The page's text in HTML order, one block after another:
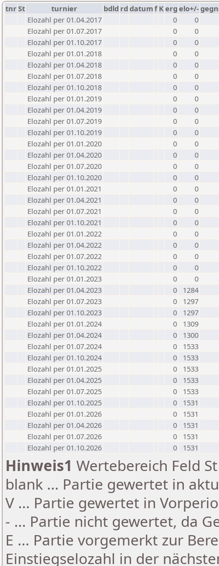
tnrSt turnier bdld rd datumf Kerg elo+/-
Elozahl per 01.04.2017
0
0
Elozahl per 01.07.2017
0
0
Elozahl per 01.10.2017
0
0
Elozahl per 01.01.2018
0
0
Elozahl per 01.04.2018
0
0
Elozahl per 01.07.2018
0
0
Elozahl per 01.10.2018
0
0
Elozahl per 01.01.2019
0
0
Elozahl per 01.04.2019
0
0
Elozahl per 01.07.2019
0
0
Elozahl per 01.10.2019
0
0
Elozahl per 01.01.2020
0
0
Elozahl per 01.04.2020
0
0
Elozahl per 01.07.2020
0
0
Elozahl per 01.10.2020
0
0
Elozahl per 01.01.2021
0
0
Elozahl per 01.04.2021
0
0
Elozahl per 01.07.2021
0
0
Elozahl per 01.10.2021
0
0
Elozahl per 01.01.2022
0
0
Elozahl per 01.04.2022
0
0
Elozahl per 01.07.2022
0
0
Elozahl per 01.10.2022
0
0
Elozahl per 01.01.2023
0
0
Elozahl per 01.04.2023
0
1284
Elozahl per 01.07.2023
0
1297
Elozahl per 01.10.2023
0
1297
Elozahl per 01.01.2024
0
1309
Elozahl per 01.04.2024
0
1300
Elozahl per 01.07.2024
0
1533
Elozahl per 01.10.2024
0
1533
Elozahl per 01.01.2025
0
1533
Elozahl per 01.04.2025
0
1533
Elozahl per 01.07.2025
0
1533
Elozahl per 01.10.2025
0
1531
Elozahl per 01.01.2026
0
1531
Elozahl per 01.04.2026
0
1531
Elozahl per 01.07.2026
0
1531
Elozahl per 01.10.2026
0 1531
Hinweis1 Wertebereich Feld
blank ... Partie gewertet in
V ... Partie gewertet in
- ... Partie nicht gewertet, da
E ... Partie vorgemerkt zur
Einstiegselozahl in der